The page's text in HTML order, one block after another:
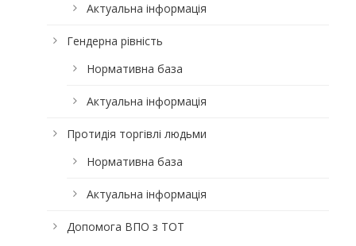
Актуальна інформація
Гендерна рівність
Нормативна база
Актуальна інформація
Протидія торгівлі людьми
Нормативна база
Актуальна інформація
Допомога ВПО з ТОТ